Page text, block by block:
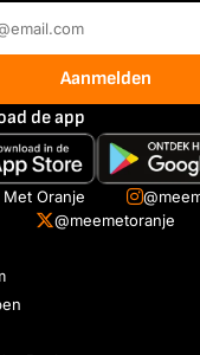
Aanmelden
de app
Oranje
@meemetoranje